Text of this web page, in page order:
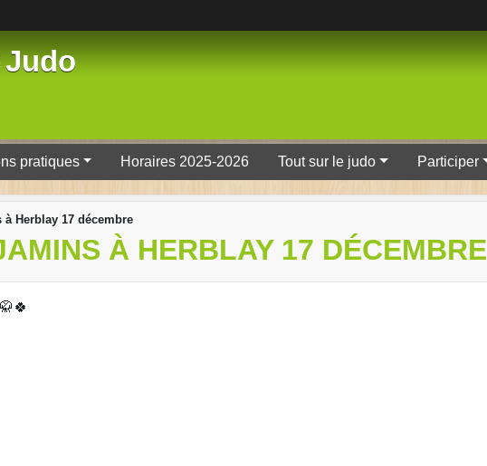
Judo
pratiques Horaires 2025-2026 Tout sur le judo Participer
Herblay 17 décembre
À HERBLAY 17 DÉCEMBRE